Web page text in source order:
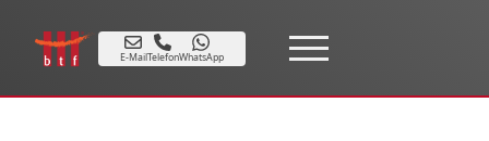
E-MailTelefonWhatsApp